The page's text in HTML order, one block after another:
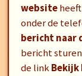
websiteheeft
onder de
bericht naar
bericht sturen
de link